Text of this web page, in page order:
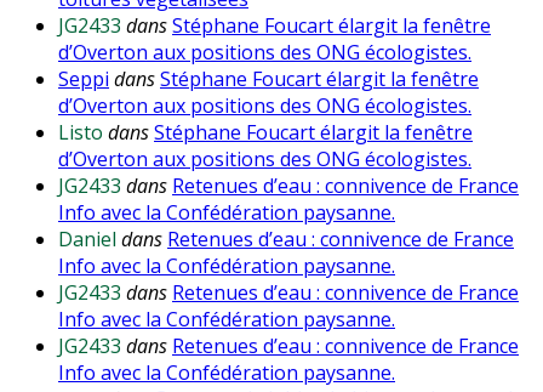
JG2433 dansStéphane Foucart élargit la fenêtre
d’Overton aux positions des ONG écologistes.
Seppi dansStéphane Foucart élargit la fenêtre
d’Overton aux positions des ONG écologistes.
Listo dansStéphane Foucart élargit la fenêtre
d’Overton aux positions des ONG écologistes.
JG2433 dans Retenues d’eau : connivence de France
Info avec la Confédération paysanne.
Daniel dans Retenues d’eau : connivence de France
Info avec la Confédération paysanne.
JG2433 dans Retenues d’eau : connivence de France
Info avec la Confédération paysanne.
JG2433 dans Retenues d’eau : connivence de France
Info avec la Confédération paysanne.